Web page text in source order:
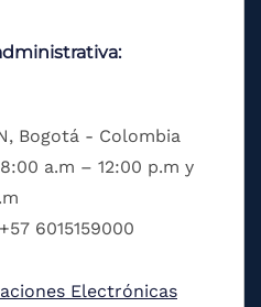
Bogotá - Colombia
a.m – 12:00 p.m y
6015159000
Electrónicas